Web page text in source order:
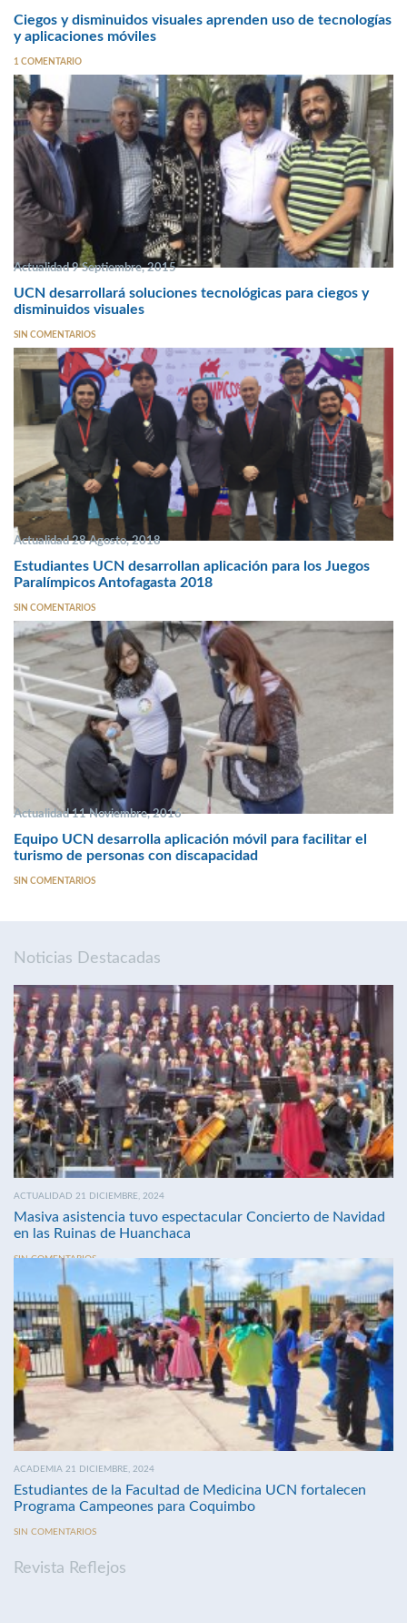
Ciegos y disminuidos visuales aprenden uso de tecnologías
y aplicaciones móviles
1 COMENTARIO
Actualidad 9 Septiembre, 2015
UCN desarrollará soluciones tecnológicas para ciegos y
disminuidos visuales
SIN COMENTARIOS
Actualidad 28 Agosto, 2018
Estudiantes UCN desarrollan aplicación para los Juegos
Paralímpicos Antofagasta 2018
SIN COMENTARIOS
Actualidad 11 Noviembre, 2016
Equipo UCN desarrolla aplicación móvil para facilitar el
turismo de personas con discapacidad
SIN COMENTARIOS
Noticias Destacadas
ACTUALIDAD 21 DICIEMBRE, 2024
Masiva asistencia tuvo espectacular Concierto de Navidad
en las Ruinas de Huanchaca
SIN COMENTARIOS
ACADEMIA 21 DICIEMBRE, 2024
Estudiantes de la Facultad de Medicina UCN fortalecen
Programa Campeones para Coquimbo
SIN COMENTARIOS
Revista Reflejos